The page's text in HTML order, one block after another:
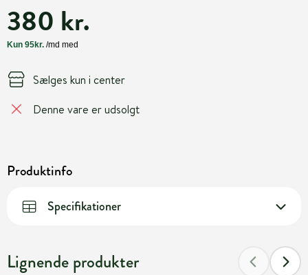
380 kr.
Sælges kun i center
Denne vare er udsolgt
Produktinfo
Specifikationer
Lignende produkter